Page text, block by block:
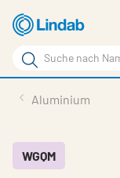
Zum
Hauptinhalt
Suchbegriff
Seite
durchsuchen
Im Fokus
Aluminium
WGQM